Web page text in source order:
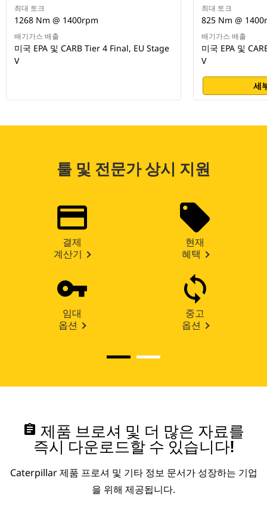
최대 토크
1268 Nm @ 1400rpm
배기가스 배출
미국 EPA 및 CARB Tier 4 Final, EU Stage
V
최대 토크
825 Nm @
배기가스 배출
미국 EPA 및
V
세
툴 및 전문가 상시 지원
결제
계산기
현재
혜택
임대
옵션
중고
옵션
assignment 제품 브로셔 및 더 많은 자료를
즉시 다운로드할 수 있습니다!
Caterpillar 제품 프로셔 및 기타 정보 문서가 성장하는 기업
을 위해 제공됩니다.